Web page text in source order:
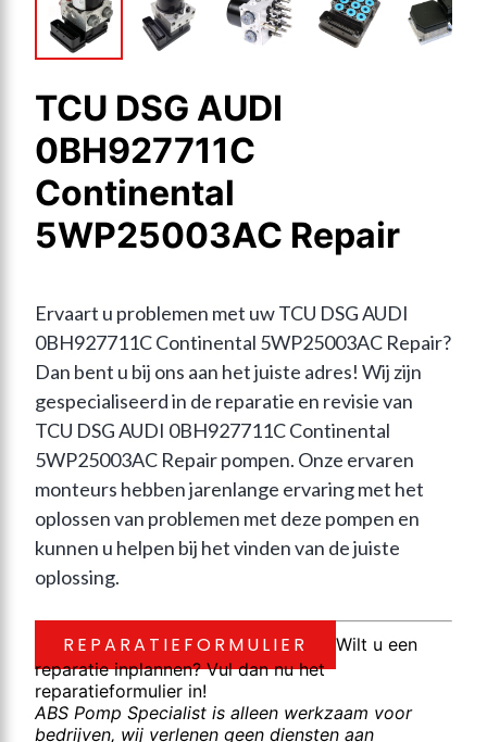
TCU DSG AUDI
0BH927711C
Continental
5WP25003AC Repair
Ervaart u problemen met uw TCU DSG AUDI
0BH927711C Continental 5WP25003AC Repair?
Dan bent u bij ons aan het juiste adres! Wij zijn
gespecialiseerd in de reparatie en revisie van
TCU DSG AUDI 0BH927711C Continental
5WP25003AC Repair pompen. Onze ervaren
monteurs hebben jarenlange ervaring met het
oplossen van problemen met deze pompen en
kunnen u helpen bij het vinden van de juiste
oplossing.
REPARATIEFORMULIER
Wilt u een
reparatie inplannen? Vul dan nu het
reparatieformulier in!
ABS Pomp Specialist is alleen werkzaam voor
bedrijven, wij verlenen geen diensten aan